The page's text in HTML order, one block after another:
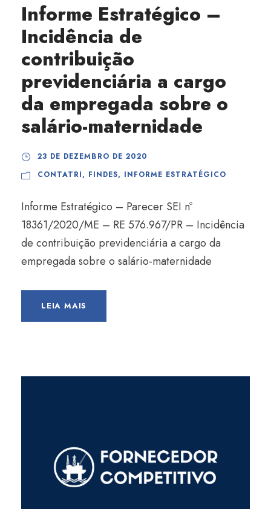
Informe Estratégico –
Incidência de
contribuição
previdenciária a cargo
da empregada sobre o
salário-maternidade
23 DE DEZEMBRO DE 2020
CONTATRI, FINDES, INFORME ESTRATÉGICO
Informe Estratégico – Parecer SEI nº
18361/2020/ME – RE 576.967/PR – Incidência
de contribuição previdenciária a cargo da
empregada sobre o salário-maternidade
LEIA MAIS